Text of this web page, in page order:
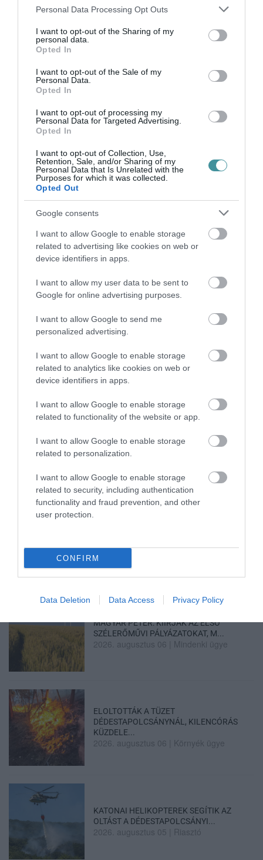
Please note that this website/app uses one or more Google
not limited to your visit or usage behaviour. You may click to
grant or deny consent to Google and its third-party tags to
use your data for below specified purposes in below Google
consent section.
Personal Data Processing Opt Outs
I want to opt-out of the Sharing of my
personal data.
Opted In
I want to opt-out of the Sale of my
Personal Data.
Opted In
I want to opt-out of processing my
Personal Data for Targeted Advertising.
Opted In
I want to opt-out of Collection, Use,
Retention, Sale, and/or Sharing of my
Personal Data that Is Unrelated with the
Purposes for which it was collected.
Opted Out
Google consents
I want to allow Google to enable storage
related to advertising like cookies on web or
device identifiers in apps.
I want to allow my user data to be sent to
Google for online advertising purposes.
I want to allow Google to send me
personalized advertising.
I want to allow Google to enable storage
related to analytics like cookies on web or
device identifiers in apps.
I want to allow Google to enable storage
related to functionality of the website or app.
I want to allow Google to enable storage
related to personalization.
I want to allow Google to enable storage
related to security, including authentication
functionality and fraud prevention, and other
user protection.
CONFIRM
Data Deletion Data Access Privacy Policy
Ne maradjon le a legfrissebb hírekről, kövessen
bennünket az EGRI ÜGYEK Google Hírek oldalán!
VISSZA A FŐOLDALRA
Legfrissebb híreink
„NEM TETTÜNK NYOMÁST A FIUNKRA” –
EGY EGRI CSALÁD TÖRTÉNE...
KÓRHÁZBAN: TÖBB MINT 70 ...
2026. augusztus 06 Eger ügye
HOLTAN SZÁLLÍTOTTÁK HAZA A 80 ÉVES
ASSZONYT A HATVANI KÓR...
2026. augusztus 06
2026. augusztus 06|Programok
MAGYAR PÉTER: KIÍRJÁK AZ ELSŐ
SZÉLERŐMŰVI PÁLYÁZATOKAT, M...
2026. augusztus 06 Mindenki ügye
ELOLTOTTÁK A TÜZET
DÉDESTAPOLCSÁNYNÁL, KILENCÓRÁS
KÜZDELE...
2026. augusztus 06 Környék ügye
KATONAI HELIKOPTEREK SEGÍTIK AZ
OLTÁST A DÉDESTAPOLCSÁNYI...
2026. augusztus 05 Riasztó